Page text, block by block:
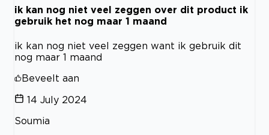
ik kan nog niet veel zeggen over dit product ik
gebruik het nog maar 1 maand
ik kan nog niet veel zeggen want ik gebruik dit
nog maar 1 maand
Beveelt aan
14 July 2024
Soumia